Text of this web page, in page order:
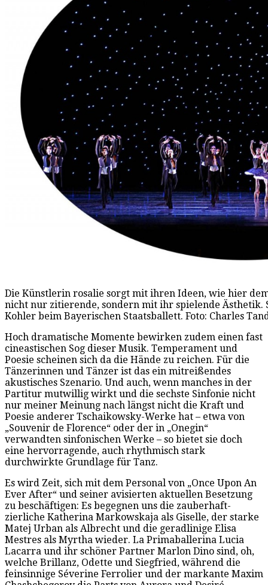
Die Künstlerin rosalie sorgt mit ihren Ideen, wie hier
nicht nur zitierende, sondern mit ihr spielende Ästhetik.
Kohler beim Bayerischen Staatsballett. Foto: Charles
Hoch dramatische Momente bewirken zudem einen fast
cineastischen Sog dieser Musik. Temperament und
Poesie scheinen sich da die Hände zu reichen. Für die
Tänzerinnen und Tänzer ist das ein mitreißendes
akustisches Szenario. Und auch, wenn manches in der
Partitur mutwillig wirkt und die sechste Sinfonie nicht
nur meiner Meinung nach längst nicht die Kraft und
Poesie anderer Tschaikowsky-Werke hat – etwa von
„Souvenir de Florence“ oder der in „Onegin“
verwandten sinfonischen Werke – so bietet sie doch
eine hervorragende, auch rhythmisch stark
durchwirkte Grundlage für Tanz.
Es wird Zeit, sich mit dem Personal von „Once Upon An
Ever After“ und seiner avisierten aktuellen Besetzung
zu beschäftigen: Es begegnen uns die zauberhaft-
zierliche Katherina Markowskaja als Giselle, der starke
Matej Urban als Albrecht und die geradlinige Elisa
Mestres als Myrtha wieder. La Primaballerina Lucia
Lacarra und ihr schöner Partner Marlon Dino sind, oh,
welche Brillanz, Odette und Siegfried, während die
feinsinnige Séverine Ferrolier und der markante Maxim